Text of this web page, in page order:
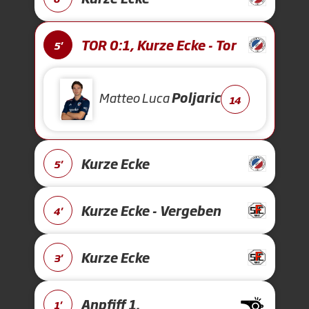
5' TOR 0:1, Kurze Ecke - Tor
Matteo LucaPoljaric 14
5' Kurze Ecke
4' Kurze Ecke - Vergeben
3' Kurze Ecke
1' Anpfiff 1.